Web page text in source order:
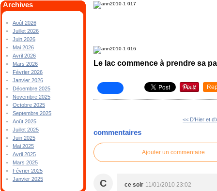
Archives
Août 2026
Juillet 2026
Juin 2026
Mai 2026
Avril 2026
Mars 2026
Février 2026
Janvier 2026
Décembre 2025
Novembre 2025
Octobre 2025
Septembre 2025
Août 2025
Juillet 2025
Juin 2025
Mai 2025
Avril 2025
Mars 2025
Février 2025
Janvier 2025
Le lac commence à prendre sa
<< D'Hier et
commentaires
Ajouter un commentaire
C ce soir 11/01/2010 23:02